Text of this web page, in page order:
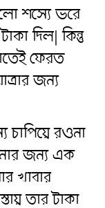
শস্যে ভরে
দিল| কিন্তু
ফেরত
জন্য
চাপিয়ে রওনা
জন্য এক
খাবার
তার টাকা